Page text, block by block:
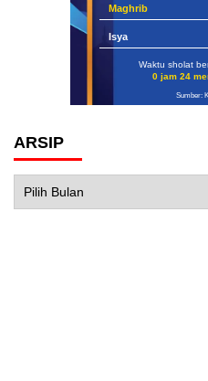
Maghrib
Isya
Waktu sholat
0 jam 24
Sumber:
ARSIP